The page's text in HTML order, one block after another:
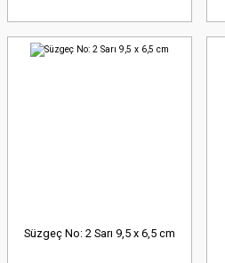
Süzgeç No: 2 Sarı 9,5 x 6,5 cm